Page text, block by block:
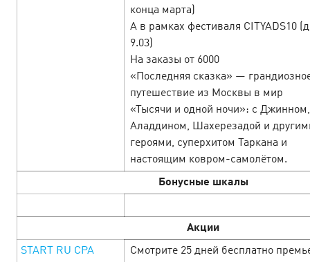
День Святого Валентина в Cityads —
Праздник любви и выгодных e-
commerce офферов!
С 10 по 16 февраля окунитесь в любовь с головой!
Привлекательные офферы с повышенными ставками, в
которые невозможно не влюбиться, промокоды и акции,
от которых невозможно отказаться — смотрит…
конца марта)
А в рамках фестиваля CITYADS10
9.03)
На заказы от 6000
«Последняя сказка» —
путешествие из Москвы в мир
«Тысячи и одной ночи»: с Джинном,
Аладдином, Шахерезадой и
героями, суперхитом Таркана и
настоящим ковром-самолётом.
Бонусные шкалы
Акции
START RU CPA
Смотрите 25 дней бесплатно